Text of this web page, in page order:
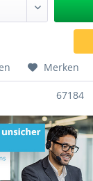
Merken
67184